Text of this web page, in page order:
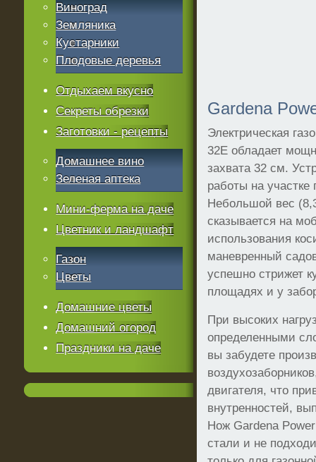
Gardena
Электрическая
32E обладает
захвата 32 см.
работы на
Небольшой вес
сказывается на
использования
маневренный
успешно стрижет
площадях и у
При высоких
определенными
вы забудете
двигателя, что
внутренностей,
Нож Gardena
стали и не
Виноград
Земляника
Кустарники
Плодовые деревья
Отдыхаем вкусно
Секреты обрезки
Заготовки - рецепты
Домашнее вино
Зеленая аптека
Мини-ферма на даче
Цветник и ландшафт
Газон
Цветы
Домашние цветы
Домашний огород
Праздники на даче